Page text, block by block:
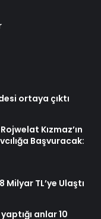
ortaya çıktı
Kızmaz’ın
Başvuracak:
Milyar TL’ye Ulaştı
anlar 10